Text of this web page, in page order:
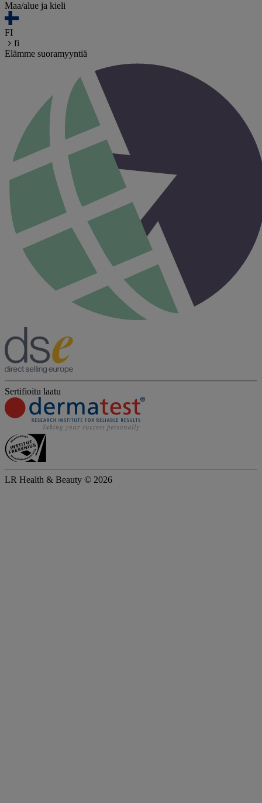
Maa/alue ja kieli
FI
fi
Elämme suoramyyntiä
Sertifioitu laatu
LR Health & Beauty © 2026